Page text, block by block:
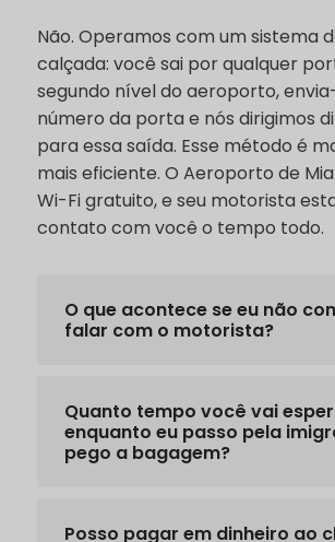
Não. Operamos com um sistema
calçada: você sai por qualquer
segundo nível do aeroporto,
número da porta e nós dirigimos
para essa saída. Esse método é
mais eficiente. O Aeroporto de
Wi-Fi gratuito, e seu motorista
contato com você o tempo todo.
O que acontece se eu não
falar com o motorista?
Quanto tempo você vai
enquanto eu passo pela
pego a bagagem?
Posso pagar em dinheiro ao